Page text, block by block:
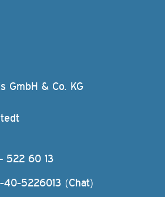
GmbH & Co. KG
522 60 13
40-5226013 (Chat)